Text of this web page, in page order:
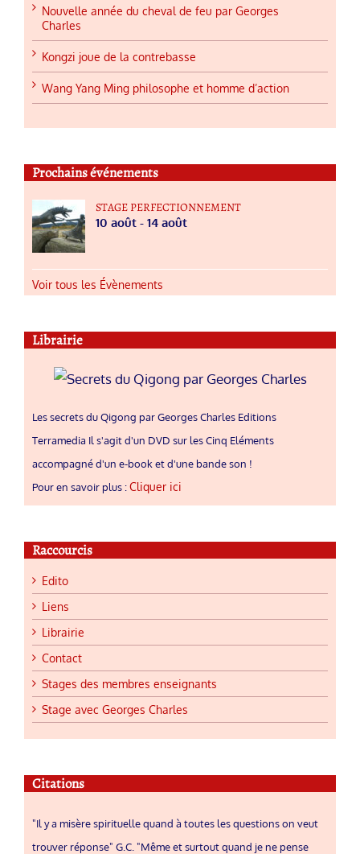
Nouvelle année du cheval de feu par Georges
Charles
Kongzi joue de la contrebasse
Wang Yang Ming philosophe et homme d’action
Prochains événements
STAGE PERFECTIONNEMENT
10 août - 14 août
Voir tous les Évènements
Librairie
Les secrets du Qigong par Georges Charles Editions
Terramedia Il s'agit d'un DVD sur les Cinq Eléments
accompagné d'un e-book et d'une bande son !
Pour en savoir plus :Cliquer ici
Raccourcis
Edito
Liens
Librairie
Contact
Stages des membres enseignants
Stage avec Georges Charles
Citations
"Il y a misère spirituelle quand à toutes les questions on veut
trouver réponse" G.C. "Même et surtout quand je ne pense